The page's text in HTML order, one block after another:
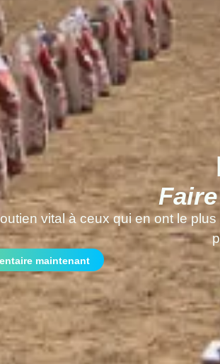
vital à ceux qui en ont le
maintenant